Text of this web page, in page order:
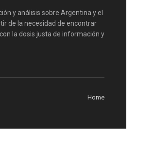
y análisis sobre Argentina y el
de la necesidad de encontrar
la dosis justa de información y
Home